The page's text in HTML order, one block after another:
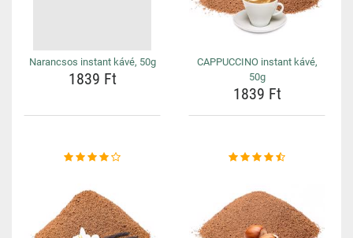
Narancsos instant kávé, 50g
1839 Ft
CAPPUCCINO instant kávé,
50g
1839 Ft